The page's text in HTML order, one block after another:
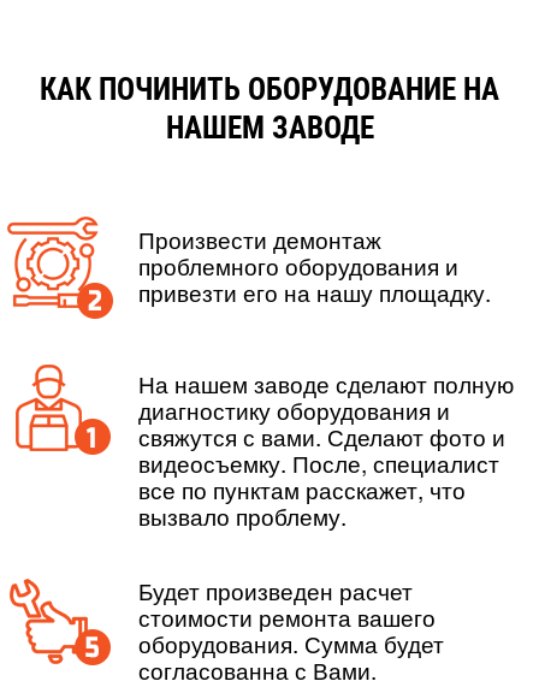
КАК ПОЧИНИТЬ ОБОРУДОВАНИЕ НА
НАШЕМ ЗАВОДЕ
Произвести демонтаж
проблемного оборудования и
привезти его на нашу площадку.
На нашем заводе сделают полную
диагностику оборудования и
свяжутся с вами. Сделают фото и
видеосъемку. После, специалист
все по пунктам расскажет, что
вызвало проблему.
Будет произведен расчет
стоимости ремонта вашего
оборудования. Сумма будет
согласованна с Вами.